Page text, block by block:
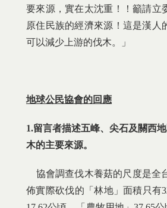
要來源，實在太沈重！！籲請立
原住民族的經濟來源！這是漢
可以減少上游的伐木。」
地球公民協會的回應
1.留言者描述五峰、尖石及關西
木的主要來源。
協會調查伐木養菇的尺度是全
佈實際砍伐的「林地」面積只有